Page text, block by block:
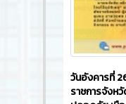
วันอังคารที่
ราชการจังห